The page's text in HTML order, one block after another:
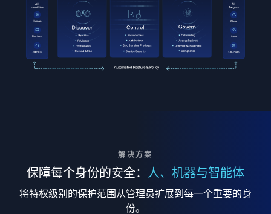
解决方案
保障每个身份的安全： 人、机器与智能体
将特权级别的保护范围从管理员扩展到每一个重要的身
份。